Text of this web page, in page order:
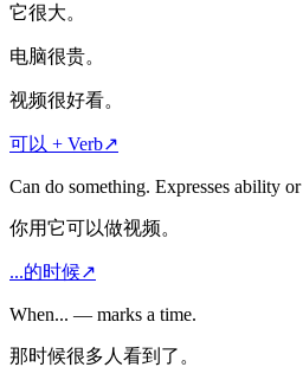
它很大。
电脑很贵。
视频很好看。
可以 + Verb↗
Can do something. Expresses ability
你用它可以做视频。
...的时候↗
When... — marks a time.
那时候很多人看到了。